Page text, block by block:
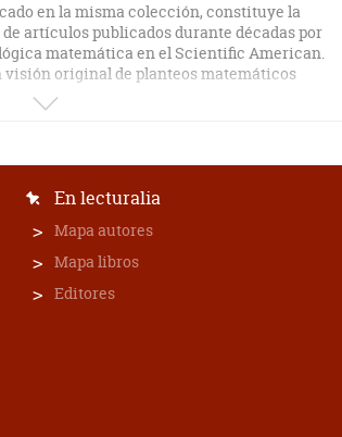
en la misma colección, constituye la
artículos publicados durante décadas por
matemática en el Scientific American.
visión original de planteos matemáticos
En lecturalia
Mapa autores
Mapa libros
Editores